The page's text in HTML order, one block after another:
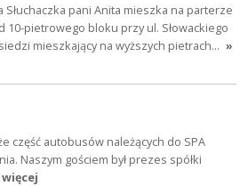
Słuchaczka pani Anita mieszka na parterze
10-pietrowego bloku przy ul. Słowackiego
mieszkający na wyższych pietrach… »
część autobusów należących do SPA
Naszym gościem był prezes spółki